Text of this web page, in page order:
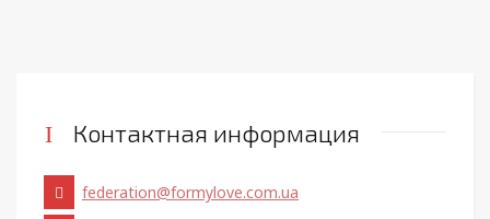
Контактная информация
federation@formylove.com.ua